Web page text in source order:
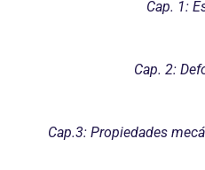
Cap. 1:
Cap. 2:
Cap.3: Propiedades